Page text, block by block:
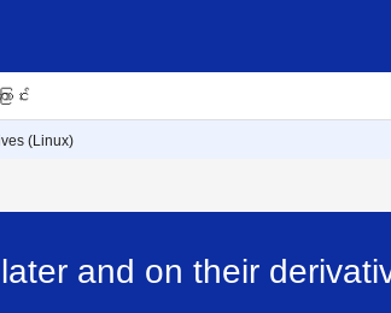
င်း
(Linux)
and on their